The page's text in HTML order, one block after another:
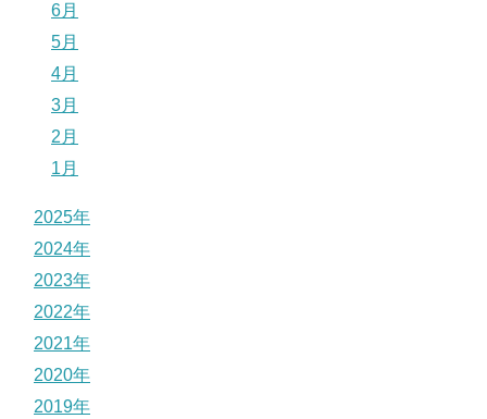
6月
5月
4月
3月
2月
1月
2025年
2024年
2023年
2022年
2021年
2020年
2019年